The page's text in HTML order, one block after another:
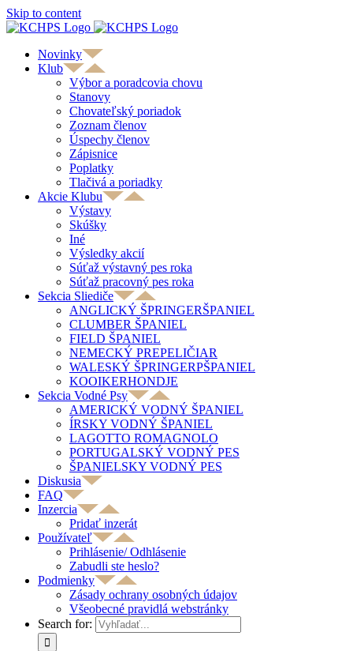
Skip to content
Novinky
Klub
Výbor a poradcovia chovu
Stanovy
Chovateľský poriadok
Zoznam členov
Úspechy členov
Zápisnice
Poplatky
Tlačivá a poriadky
Akcie Klubu
Výstavy
Skúšky
Iné
Výsledky akcií
Súťaž výstavný pes roka
Súťaž pracovný pes roka
Sekcia Sliediče
ANGLICKÝ ŠPRINGERŠPANIEL
CLUMBER ŠPANIEL
FIELD ŠPANIEL
NEMECKÝ PREPELIČIAR
WALESKÝ ŠPRINGERPŠPANIEL
KOOIKERHONDJE
Sekcia Vodné Psy
AMERICKÝ VODNÝ ŠPANIEL
ÍRSKY VODNÝ ŠPANIEL
LAGOTTO ROMAGNOLO
PORTUGALSKÝ VODNÝ PES
ŠPANIELSKY VODNÝ PES
Diskusia
FAQ
Inzercia
Pridať inzerát
Používateľ
Prihlásenie/ Odhlásenie
Zabudli ste heslo?
Podmienky
Zásady ochrany osobných údajov
Všeobecné pravidlá webstránky
Search for: